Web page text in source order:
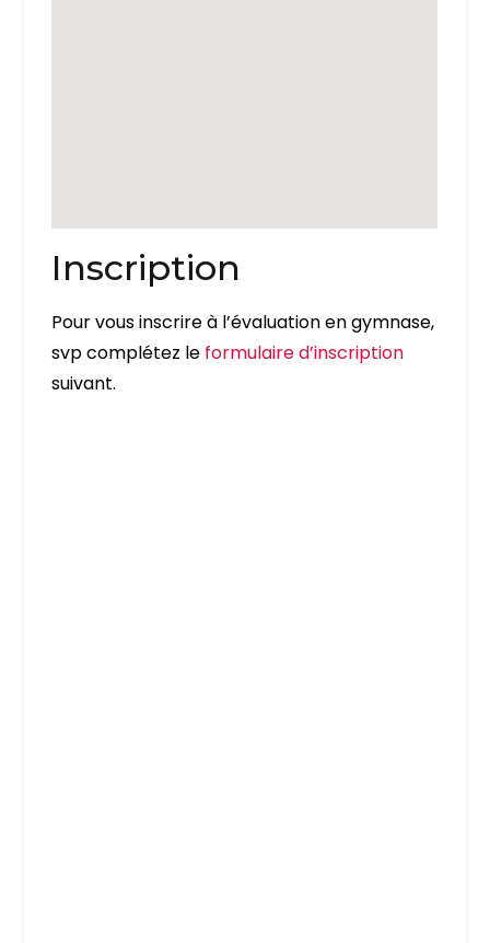
Inscription
Pour vous inscrire à l’évaluation en gymnase,
svp complétez le formulaire d’inscription
suivant.